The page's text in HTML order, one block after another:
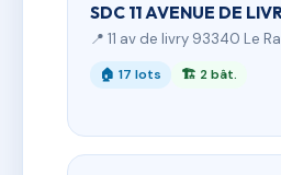
SDC 11 AVENUE DE
📍 11 av de livry 93340 Le
🏠 17 lots 🏗 2 bât.